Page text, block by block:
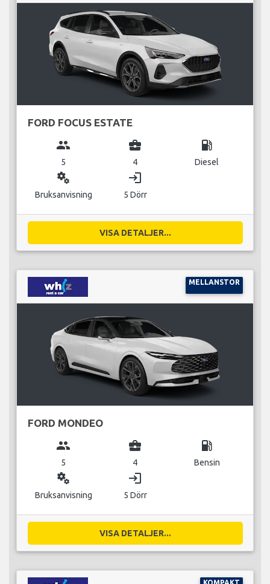
FORD FOCUS ESTATE
group
5
business_center
4
local_gas_station
Diesel
miscellaneous_services
Bruksanvisning
login
5 Dörr
VISA DETALJER...
MELLANSTOR
FORD MONDEO
group
5
business_center
4
local_gas_station
Bensin
miscellaneous_services
Bruksanvisning
login
5 Dörr
VISA DETALJER...
KOMPAKT